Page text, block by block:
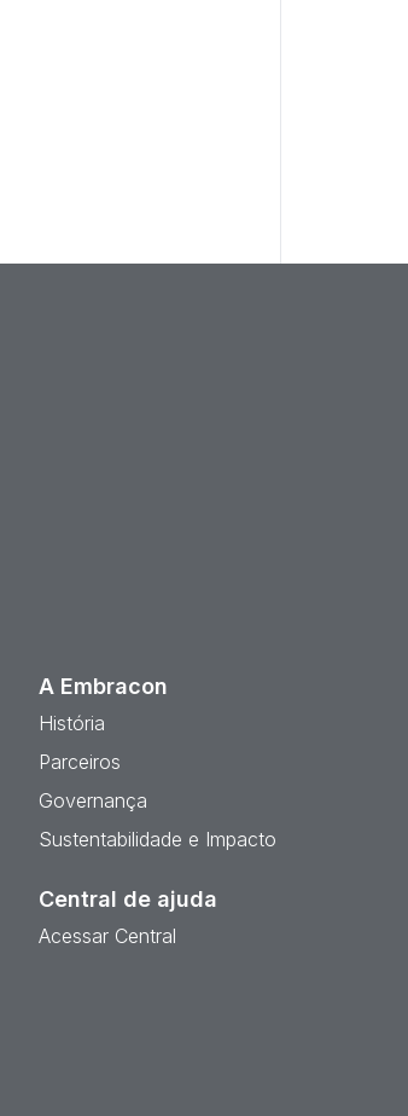
A Embracon
História
Parceiros
Governança
Sustentabilidade e Impacto
Central de ajuda
Acessar Central